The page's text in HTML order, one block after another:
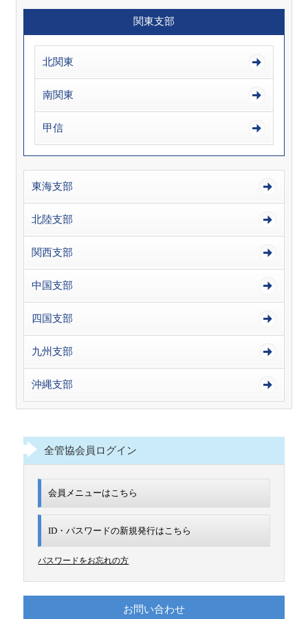
関東支部
北関東
南関東
甲信
東海支部
北陸支部
関西支部
中国支部
四国支部
九州支部
沖縄支部
全管協会員ログイン
会員メニューはこちら
ID・パスワードの新規発行はこちら
パスワードをお忘れの方
お問い合わせ